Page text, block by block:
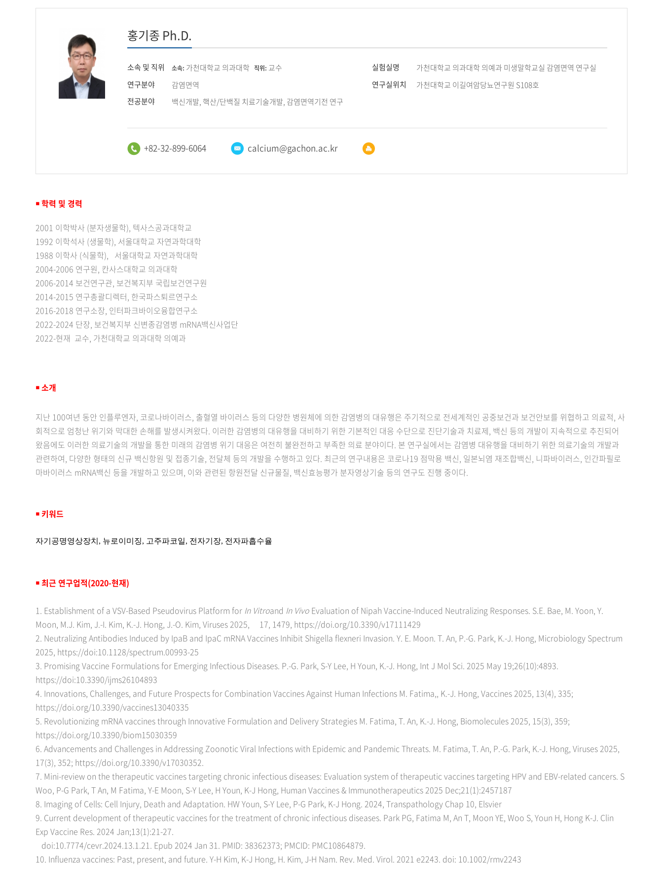
홍기종 Ph.D.
소속 및 직위 소속: 가천대학교 의과대학 직위: 교수 실험실명
가천대학교 의과대학 의예과 미생말학교실 감염면역 연구실
연구분야
감염면역 연구실위치
가천대학교 이길여암당뇨연구원 S108호
전공분야
백신개발, 핵산/단백질 치료기술개발, 감염면역기전 연구
+82-32-899-6064 calcium@gachon.ac.kr
￭학력 및 경력
2001 이학박사 (분자생물학), 텍사스공과대학교
1992 이학석사 (생물학), 서울대학교 자연과학대학
1988 이학사 (식물학), 서울대학교 자연과학대학
2004-2006 연구원, 칸사스대학교 의과대학
2006-2014 보건연구관, 보건복지부 국립보건연구원
2014-2015 연구총괄디렉터, 한국파스퇴르연구소
2016-2018 연구소장, 인터파크바이오융합연구소
2022-2024 단장, 보건복지부 신변종감염병 mRNA백신사업단
2022-현재 교수, 가천대학교 의과대학 의예과
￭소개
지난 100여년 동안 인플루엔자, 코로나바이러스, 출혈열 바이러스 등의 다양한 병원체에 의한 감염병의 대유행은 주기적으로 전세계적인 공중보건과 보건안보를 위협하고 의료적, 사
회적으로 엄청난 위기와 막대한 손해를 발생시켜왔다. 이러한 감염병의 대유행을 대비하기 위한 기본적인 대응 수단으로 진단기술과 치료제, 백신 등의 개발이 지속적으로 추진되어
왔음에도 이러한 의료기술의 개발을 통한 미래의 감염병 위기 대응은 여전히 불완전하고 부족한 의료 분야이다. 본 연구실에서는 감염병 대유행을 대비하기 위한 의료기술의 개발과
관련하여, 다양한 형태의 신규 백신항원 및 접종기술, 전달체 등의 개발을 수행하고 있다. 최근의 연구내용은 코로나19 점막용 백신, 일본뇌염 재조합백신, 니파바이러스, 인간파필로
마바이러스 mRNA백신 등을 개발하고 있으며, 이와 관련된 항원전달 신규물질, 백신효능평가 분자영상기술 등의 연구도 진행 중이다.
￭ 키워드
자기공명영상장치 , 뉴로이미징, 고주파코일, 전자기장, 전자파흡수율
￭최근 연구업적(2020-현재)
1. Establishment of a VSV-Based Pseudovirus Platform for In Vitroand In Vivo Evaluation of Nipah Vaccine-Induced Neutralizing Responses. S.E. Bae, M. Yoon, Y.
Moon, M.J. Kim, J.-I. Kim, K.-J. Hong, J.-O. Kim, Viruses 2025, 17, 1479, https://doi.org/10.3390/v17111429
2. Neutralizing Antibodies Induced by IpaB and IpaC mRNA Vaccines Inhibit Shigella flexneri Invasion. Y. E. Moon. T. An, P.-G. Park, K.-J. Hong, Microbiology Spectrum
2025, https://doi:10.1128/spectrum.00993-25
3. Promising Vaccine Formulations for Emerging Infectious Diseases. P.-G. Park, S-Y Lee, H Youn, K.-J. Hong, Int J Mol Sci. 2025 May 19;26(10):4893.
https://doi:10.3390/ijms26104893
4. Innovations, Challenges, and Future Prospects for Combination Vaccines Against Human Infections M. Fatima,, K.-J. Hong, Vaccines 2025, 13(4), 335;
https://doi.org/10.3390/vaccines13040335
5. Revolutionizing mRNA vaccines through Innovative Formulation and Delivery Strategies M. Fatima, T. An, K.-J. Hong, Biomolecules 2025, 15(3), 359;
https://doi.org/10.3390/biom15030359
6. Advancements and Challenges in Addressing Zoonotic Viral Infections with Epidemic and Pandemic Threats. M. Fatima, T. An, P.-G. Park, K.-J. Hong, Viruses 2025,
17(3), 352; https://doi.org/10.3390/v17030352.
7. Mini-review on the therapeutic vaccines targeting chronic infectious diseases: Evaluation system of therapeutic vaccines targeting HPV and EBV-related cancers. S
Woo, P-G Park, T An, M Fatima, Y-E Moon, S-Y Lee, H Youn, K-J Hong, Human Vaccines & Immunotherapeutics 2025 Dec;21(1):2457187
8. Imaging of Cells: Cell Injury, Death and Adaptation. HW Youn, S-Y Lee, P-G Park, K-J Hong. 2024, Transpathology Chap 10, Elsvier
9. Current development of therapeutic vaccines for the treatment of chronic infectious diseases. Park PG, Fatima M, An T, Moon YE, Woo S, Youn H, Hong K-J. Clin
Exp Vaccine Res. 2024 Jan;13(1):21-27.
doi:10.7774/cevr.2024.13.1.21. Epub 2024 Jan 31. PMID: 38362373; PMCID: PMC10864879.
10. Influenza vaccines: Past, present, and future. Y-H Kim, K-J Hong, H. Kim, J-H Nam. Rev. Med. Virol. 2021 e2243. doi: 10.1002/rmv2243